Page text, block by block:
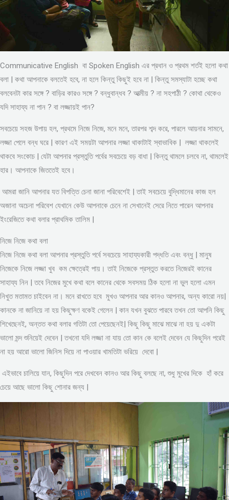
Communicative English বা Spoken English এর প্রধান ও প্রথম শর্তই হলো কথা
বলা | কথা আপনাকে বলতেই হবে, না হলে কিন্তু কিছুই হবে না | কিন্তু সমস্যাটা হচ্ছে কথা
বলবেনটা কার সঙ্গে ? বাড়ির কারও সঙ্গে ? বন্ধুবান্ধব ? আত্মীয় ? না সহপাঠী ? কোথা থেকেও
যদি সাহায্য না পান ? বা লজ্জায়ই পান?
সবচেয়ে সহজ উপায় হল, প্রথমে নিজে নিজে, মনে মনে, তারপর শব্দ করে, পারলে আয়নার সামনে,
লজ্জা পেলে বন্ধ ঘরে | কারণ এই সময়টা আপনার লজ্জা থাকাটাই স্বাভাবিক | লজ্জা থাকলেই
থাকবে সংকোচ | যেটা আপনার প্রস্তুতি পর্বের সবচেয়ে বড় বাধা | কিন্তু থামলে চলবে না, থামলেই
হার। আপনাকে জিততেই হবে।
আমরা জানি আপনার যত বিপত্তি চেনা জানা পরিবেশেই | তাই সবচেয়ে বুদ্ধিমানের কাজ হল
অজানা অচেনা পরিবেশ যেখানে কেউ আপনাকে চেনে না সেখানেই সেরে নিতে পারেন আপনার
ইংরেজিতে কথা বলার প্রাথমিক তালিম |
নিজে নিজে কথা বলা
নিজে নিজে কথা বলা আপনার প্রস্তুতি পর্বে সবচেয়ে সাহায্যকারী পদ্ধতি এবং বন্ধু | মানুষ
নিজেকে নিজে লজ্জা খুব কম ক্ষেত্রেই পায়। তাই নিজেকে প্রস্তুত করতে নিজেরই কানের
সাহায্য নিন | তবে নিজের মুখে কথা বলে কানের থেকে সবসময় ঠিক হলো না ভুল হলো এমন
নিখুত মতামত চাইবেন না। মনে রাখতে হবে মুখও আপনার আর কানও আপনার, অন্য কারো নয়|
কানকে না জানিয়ে না হয় কিছুক্ষণ বকেই গেলেন | কান যখন বুঝতে পারবে তখন তো আপনি কিছু
শিখেছেনই, অন্তত কথা বলার গতিটা তো পেয়েছেনই| কিছু কিছু মাঝে মাঝে না হয় দু একটা
ভালো মন্দ শুনিয়েই দেবেন | তখনো যদি লজ্জা না যায় তো কান কে বলেই দেবেন যে কিছুদিন পরেই
না হয় আরো ভালো জিনিস দিয়ে না পাওয়ার খামতিটা ভরিয়ে দেবো |
এইভাবে চালিয়ে যান, কিছুদিন পরে দেখবেন কানও আর কিছু বলছে না, শুধু মুখের দিকে হাঁ করে
চেয়ে আছে ভালো কিছু শোনার জন্য |